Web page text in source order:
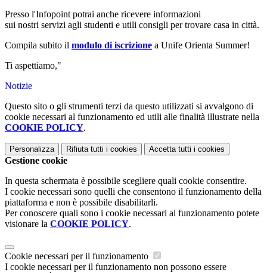
Presso l'Infopoint potrai anche ricevere informazioni
sui nostri servizi agli studenti e utili consigli per trovare casa in città.
Compila subito il modulo di iscrizione a Unife Orienta Summer!
Ti aspettiamo,"
Notizie
Questo sito o gli strumenti terzi da questo utilizzati si avvalgono di
cookie necessari al funzionamento ed utili alle finalità illustrate nella
COOKIE POLICY.
Personalizza Rifiuta tutti i cookies Accetta tutti i cookies
Gestione cookie
In questa schermata è possibile scegliere quali cookie consentire.
I cookie necessari sono quelli che consentono il funzionamento della
piattaforma e non è possibile disabilitarli.
Per conoscere quali sono i cookie necessari al funzionamento potete
visionare la COOKIE POLICY.
Cookie necessari per il funzionamento
I cookie necessari per il funzionamento non possono essere